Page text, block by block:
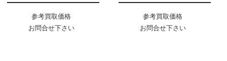
参考買取価格
お問合せ下さい
参考買取価格
お問合せ下さい